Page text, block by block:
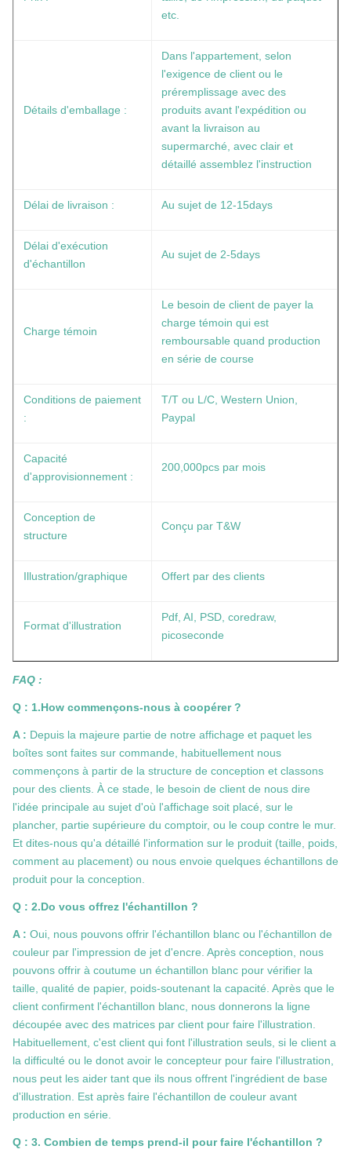
etc.
Détails d'emballage :
Dans l'appartement, selon
l'exigence de client ou le
préremplissage avec des
produits avant l'expédition ou
avant la livraison au
supermarché, avec clair et
détaillé assemblez l'instruction
Délai de livraison : Au sujet de 12-15days
Délai d'exécution
d'échantillon
Au sujet de 2-5days
Charge témoin
Le besoin de client de payer la
charge témoin qui est
remboursable quand production
en série de course
Conditions de paiement
:
T/T ou L/C, Western Union,
Paypal
Capacité
d'approvisionnement :
200,000pcs par mois
Conception de
structure
Conçu par T&W
Illustration/graphique Offert par des clients
Format d'illustration
Pdf, AI, PSD, coredraw,
picoseconde
FAQ :
Q : 1.How commençons-nous à coopérer ?
A : Depuis la majeure partie de notre affichage et paquet les
boîtes sont faites sur commande, habituellement nous
commençons à partir de la structure de conception et classons
pour des clients. À ce stade, le besoin de client de nous dire
l'idée principale au sujet d'où l'affichage soit placé, sur le
plancher, partie supérieure du comptoir, ou le coup contre le mur.
Et dites-nous qu'a détaillé l'information sur le produit (taille, poids,
comment au placement) ou nous envoie quelques échantillons de
produit pour la conception.
Q : 2.Do vous offrez l'échantillon ?
A : Oui, nous pouvons offrir l'échantillon blanc ou l'échantillon de
couleur par l'impression de jet d'encre. Après conception, nous
pouvons offrir à coutume un échantillon blanc pour vérifier la
taille, qualité de papier, poids-soutenant la capacité. Après que le
client confirment l'échantillon blanc, nous donnerons la ligne
découpée avec des matrices par client pour faire l'illustration.
Habituellement, c'est client qui font l'illustration seuls, si le client a
la difficulté ou le donot avoir le concepteur pour faire l'illustration,
nous peut les aider tant que ils nous offrent l'ingrédient de base
d'illustration. Est après faire l'échantillon de couleur avant
production en série.
Q : 3. Combien de temps prend-il pour faire l'échantillon ?